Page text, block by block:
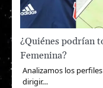
¿Quiénes podrían
Femenina?
Analizamos los
dirigir…